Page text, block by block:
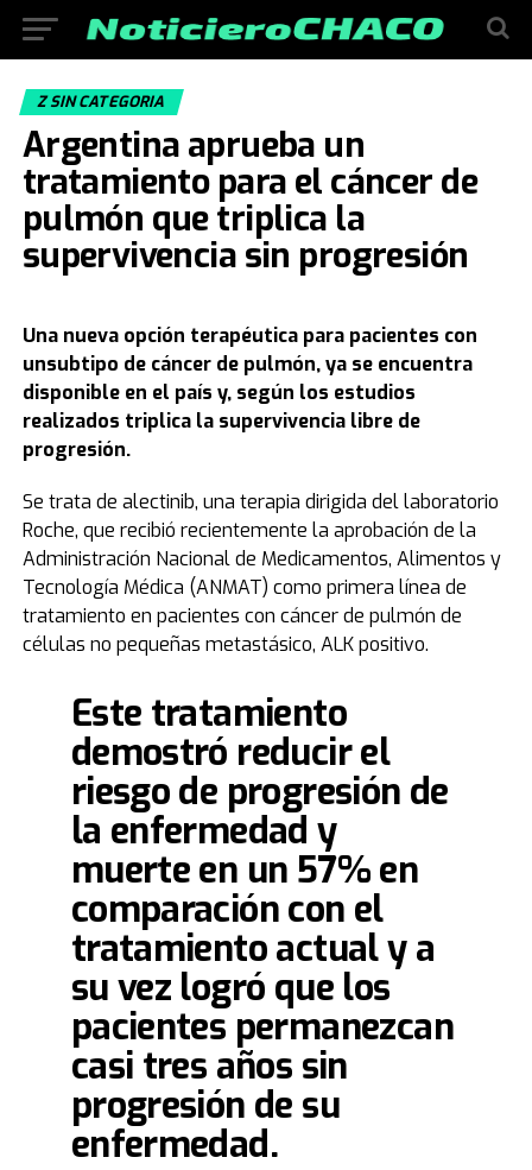
Z SIN CATEGORIA
Argentina aprueba un
tratamiento para el cáncer de
pulmón que triplica la
supervivencia sin progresión
Una nueva opción terapéutica para pacientes con
unsubtipo de cáncer de pulmón, ya se encuentra
disponible en el país y, según los estudios
realizados triplica la supervivencia libre de
progresión.
Se trata de alectinib, una terapia dirigida del laboratorio
Roche, que recibió recientemente la aprobación de la
Administración Nacional de Medicamentos, Alimentos y
Tecnología Médica (ANMAT) como primera línea de
tratamiento en pacientes con cáncer de pulmón de
células no pequeñas metastásico, ALK positivo.
Este tratamiento
demostró reducir el
riesgo de progresión de
la enfermedad y
muerte en un 57% en
comparación con el
tratamiento actual y a
su vez logró que los
pacientes permanezcan
casi tres años sin
progresión de su
enfermedad.